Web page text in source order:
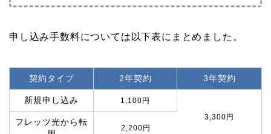
申し込み手数料については以下表にまとめました。
契約タイプ 2年契約 3年契約
新規申し込み
1,100円
3,300円
フレッツ光から転
2,200円